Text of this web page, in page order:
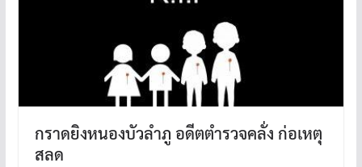
กราดยิงหนองบัวลำภู อดีตตำรวจคลั่ง ก่อเหตุ
สลด